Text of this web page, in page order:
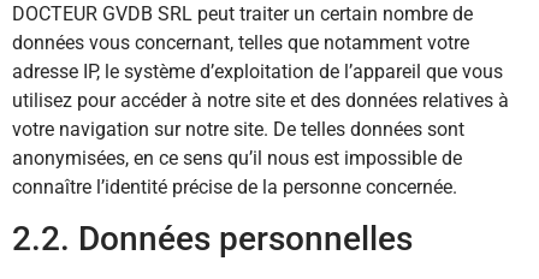
DOCTEUR GVDB SRL peut traiter un certain nombre de
données vous concernant, telles que notamment votre
adresse IP, le système d’exploitation de l’appareil que vous
utilisez pour accéder à notre site et des données relatives à
votre navigation sur notre site. De telles données sont
anonymisées, en ce sens qu’il nous est impossible de
connaître l’identité précise de la personne concernée.
2.2. Données personnelles